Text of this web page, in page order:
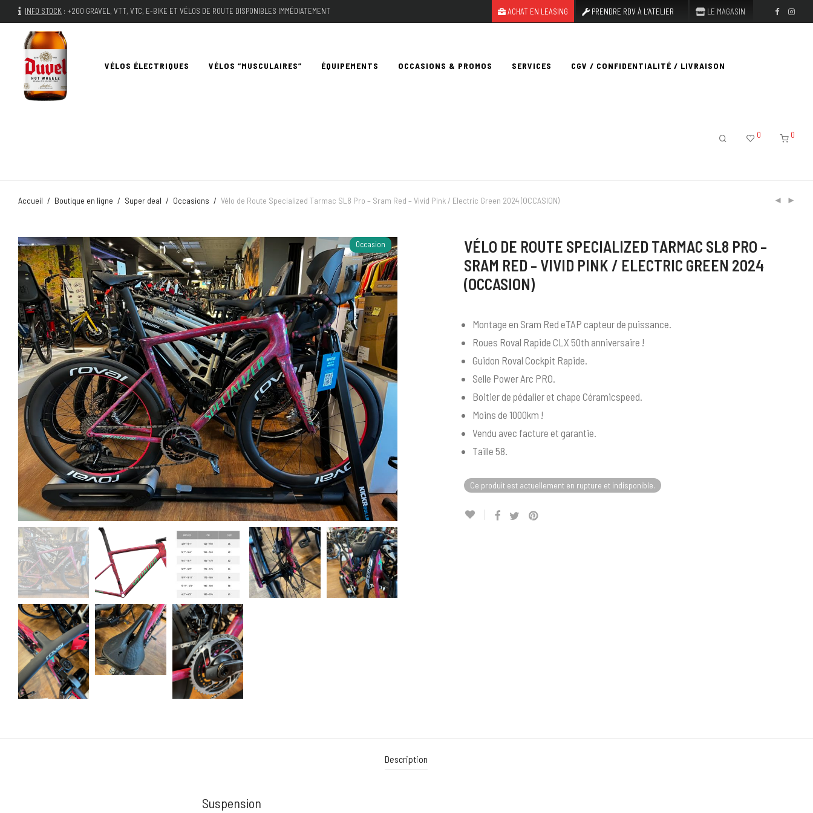
INFO STOCK : +200 GRAVEL, VTT, VTC, E-BIKE ET VÉLOS DE ROUTE DISPONIBLES IMMÉDIATEMENT ACHAT EN LEASING PRENDRE RDV À L’ATELIER LE MAGASIN
VÉLOS ÉLECTRIQUES VÉLOS “MUSCULAIRES” ÉQUIPEMENTS OCCASIONS & PROMOS SERVICES CGV / CONFIDENTIALITÉ / LIVRAISON
0 0
Accueil / Boutique en ligne / Super deal / Occasions / Vélo de Route Specialized Tarmac SL8 Pro – Sram Red – Vivid Pink / Electric Green 2024 (OCCASION)
Occasion
VÉLO DE ROUTE SPECIALIZED TARMAC SL8 PRO –
SRAM RED – VIVID PINK / ELECTRIC GREEN 2024
(OCCASION)
Montage en Sram Red eTAP capteur de puissance.
Roues Roval Rapide CLX 50th anniversaire !
Guidon Roval Cockpit Rapide.
Selle Power Arc PRO.
Boitier de pédalier et chape Céramicspeed.
Moins de 1000km !
Vendu avec facture et garantie.
Taille 58.
Ce produit est actuellement en rupture et indisponible.
Description
Suspension